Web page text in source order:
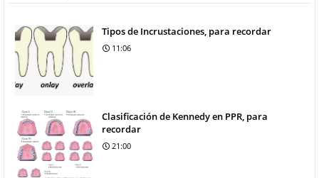
Tipos de Incrustaciones, para recordar
11:06
Clasificación de Kennedy en PPR, para
recordar
21:00